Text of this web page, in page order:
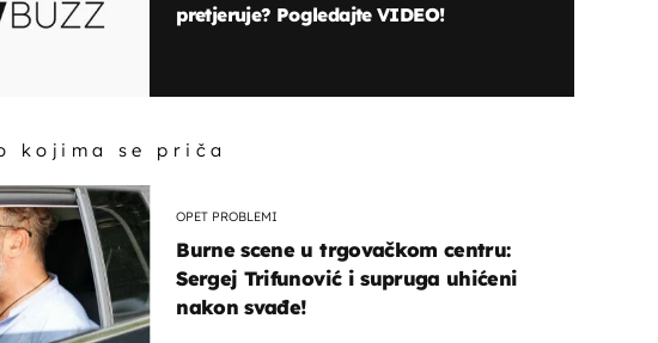
pretjeruje? Pogledajte VIDEO!
kojima se priča
OPET PROBLEMI
Burne scene u trgovačkom centru:
Sergej Trifunović i supruga uhićeni
nakon svađe!